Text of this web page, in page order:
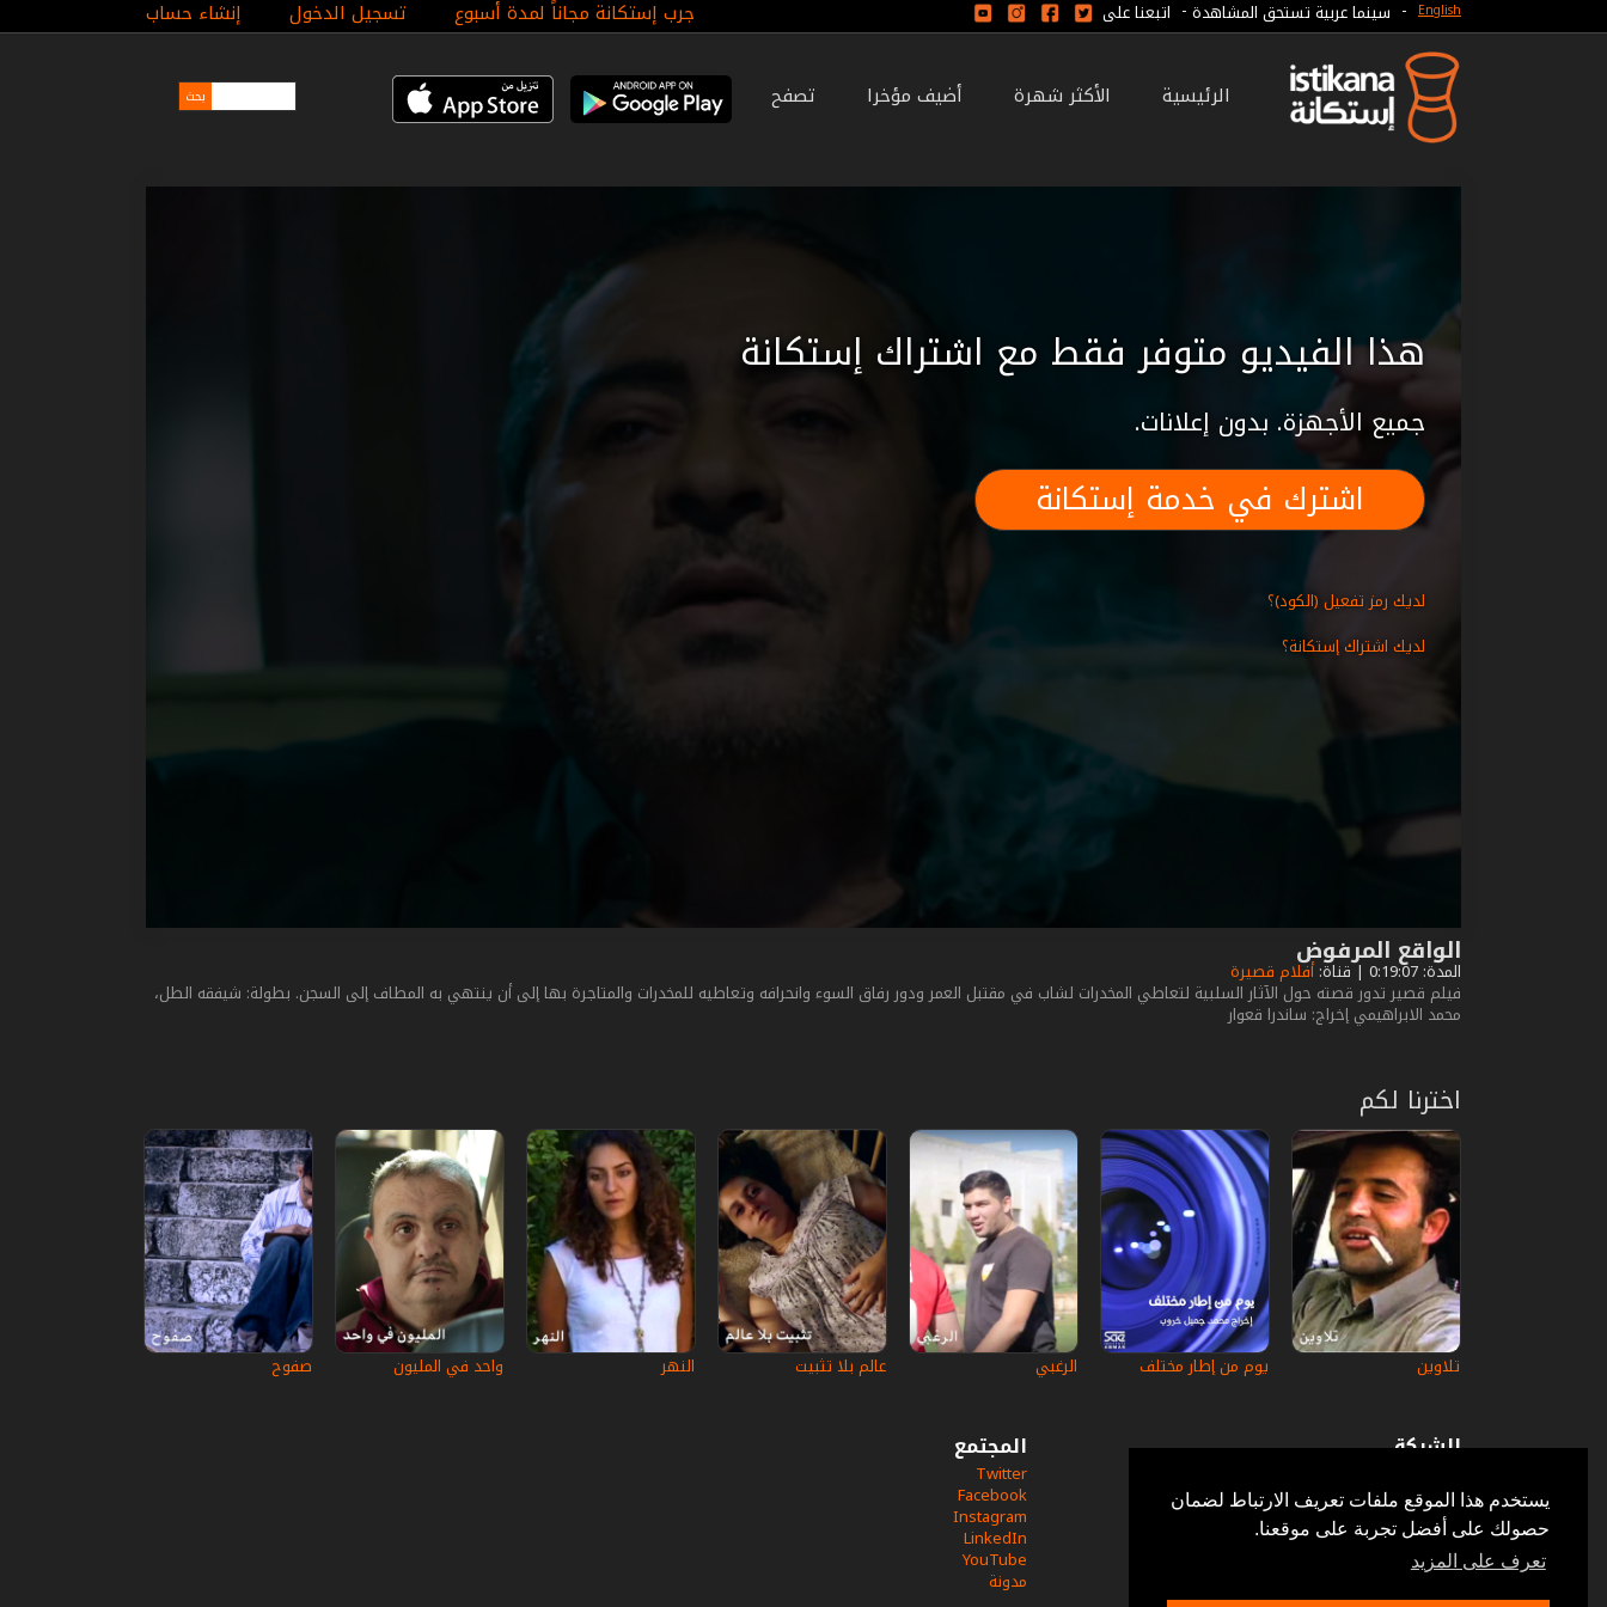
يستخدم هذا الموقع ملفات تعريف الارتباط لضمان
حصولك على أفضل تجربة على موقعنا.
تعرف على المزيد
جرب إستكانة مجاناً لمدة أسبوع تسجيل الدخول إنشاء حساب English
- سينما عربية تستحق المشاهدة - اتبعنا على
الرئيسية الأكثر شهرة أضيف مؤخرا تصفح
هذا الفيديو متوفر فقط مع اشتراك إستكانة
جميع الأجهزة. بدون إعلانات.
اشترك في خدمة إستكانة
لديك رمز تفعيل (الكود)؟
لديك اشتراك إستكانة؟
الواقع المرفوض
المدة: 0:19:07 | قناة: أفلام قصيرة
فيلم قصير تدور قصته حول الآثار السلبية لتعاطي المخدرات لشاب في مقتبل العمر ودور رفاق السوء وانحرافه وتعاطيه للمخدرات والمتاجرة بها إلى أن ينتهي به المطاف إلى السجن. بطولة: شيفقه الطل،
محمد الابراهيمي إخراج: ساندرا قعوار
اخترنا لكم
تلاوين يوم من إطار مختلف الرغبي عالم بلا تثبيت النهر واحد في المليون صفوح
الشركة
أسئلة وأجوبة
في الإعلام
خدمة الزبائن
إتصل بنا
المجتمع
Twitter
Facebook
Instagram
LinkedIn
YouTube
مدونة